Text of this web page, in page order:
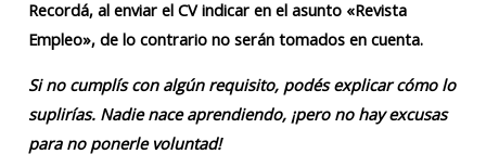
Recordá, al enviar el CV indicar en el asunto «Revista
Empleo», de lo contrario no serán tomados en cuenta.
Si no cumplís con algún requisito, podés explicar cómo lo
suplirías. Nadie nace aprendiendo, ¡pero no hay excusas
para no ponerle voluntad!